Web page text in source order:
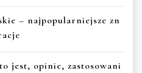
– najpopularniejsze zn
jest, opinie, zastosowani